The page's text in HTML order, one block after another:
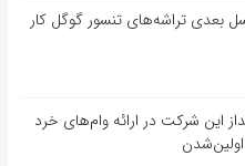
بعدی تراشه‌های تنسور گوگل کار
این شرکت در ارائه وام‌های خرد